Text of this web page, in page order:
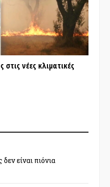
νέες κλιματικές
είναι πιόνια